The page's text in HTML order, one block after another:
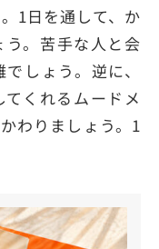
1日を通して、か
。苦手な人と会
しょう。逆に、
くれるムードメ
わりましょう。1